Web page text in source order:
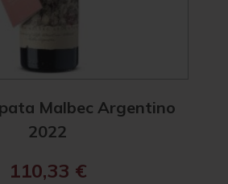
Malbec Argentino
2022
110,33 €